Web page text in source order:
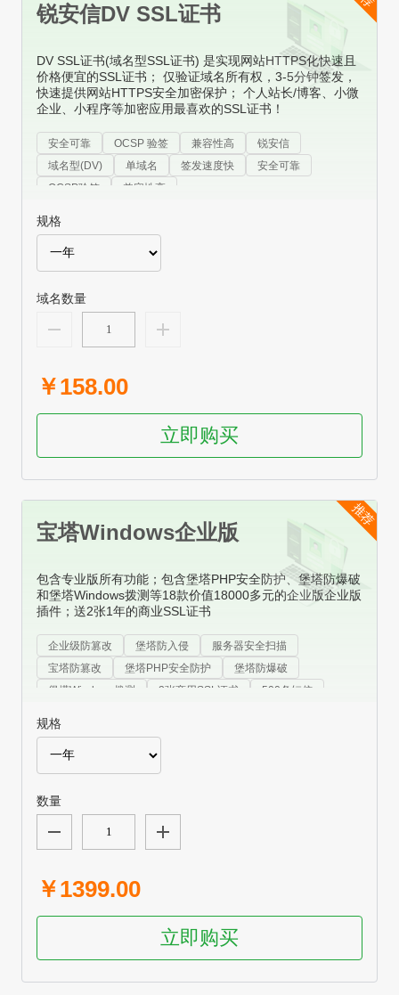
锐安信DV SSL证书
DV SSL证书(域名型SSL证书) 是实现网站HTTPS化快速且
价格便宜的SSL证书； 仅验证域名所有权，3-5分钟签发，
快速提供网站HTTPS安全加密保护； 个人站长/博客、小微
企业、小程序等加密应用最喜欢的SSL证书！
安全可靠 OCSP 验签 兼容性高
锐安信
域名型(DV)
单域名 签发速度快
安全可靠
OCSP验签
兼容性高
规格
域名数量
￥158.00
立即购买
推荐
宝塔Windows企业版
包含专业版所有功能；包含堡塔PHP安全防护、堡塔防爆破
和堡塔Windows拨测等18款价值18000多元的企业版企业版
插件；送2张1年的商业SSL证书
企业级防篡改 堡塔防入侵
服务器安全扫描
宝塔防篡改
堡塔PHP安全防护
堡塔防爆破
堡塔Windows拨测
2张商用SSL证书 500条短信
规格
数量
￥1399.00
立即购买